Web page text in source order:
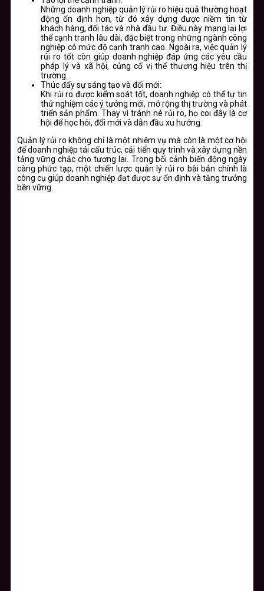
Những doanh nghiệp quản lý rủi ro hiệu quả thường hoạt
động ổn định hơn, từ đó xây dựng được niềm tin từ
khách hàng, đối tác và nhà đầu tư. Điều này mang lại lợi
thế cạnh tranh lâu dài, đặc biệt trong những ngành công
nghiệp có mức độ cạnh tranh cao. Ngoài ra, việc quản lý
rủi ro tốt còn giúp doanh nghiệp đáp ứng các yêu cầu
pháp lý và xã hội, củng cố vị thế thương hiệu trên thị
trường.
Thúc đẩy sự sáng tạo và đổi mới:
Khi rủi ro được kiểm soát tốt, doanh nghiệp có thể tự tin
thử nghiệm các ý tưởng mới, mở rộng thị trường và phát
triển sản phẩm. Thay vì tránh né rủi ro, họ coi đây là cơ
hội để học hỏi, đổi mới và dẫn đầu xu hướng.
Quản lý rủi ro không chỉ là một nhiệm vụ mà còn là một cơ hội
để doanh nghiệp tái cấu trúc, cải tiến quy trình và xây dựng nền
tảng vững chắc cho tương lai. Trong bối cảnh biến động ngày
càng phức tạp, một chiến lược quản lý rủi ro bài bản chính là
công cụ giúp doanh nghiệp đạt được sự ổn định và tăng trưởng
bền vững.